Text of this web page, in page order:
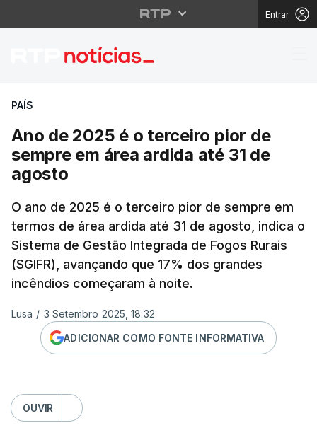
Entrar
Ano de 2025 é o
PAÍS
Ano de 2025 é o terceiro pior de
sempre em área ardida até 31 de
agosto
O ano de 2025 é o terceiro pior de sempre em
termos de área ardida até 31 de agosto, indica o
Sistema de Gestão Integrada de Fogos Rurais
(SGIFR), avançando que 17% dos grandes
incêndios começaram à noite.
Lusa / 3 Setembro 2025, 18:32
ADICIONAR COMO FONTE INFORMATIVA
OUVIR